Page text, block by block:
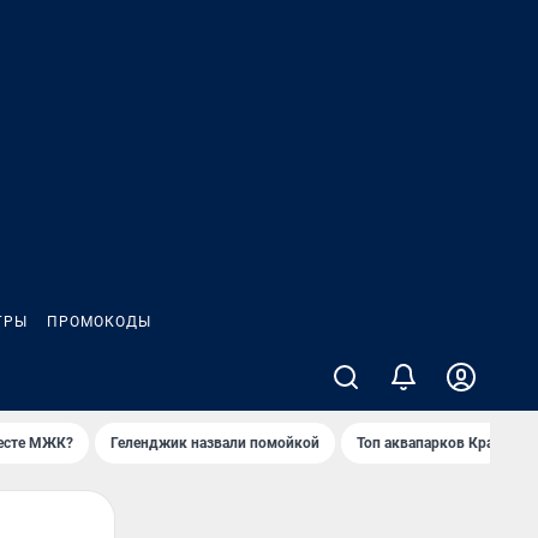
ПРОМОКОДЫ
МЖК? Геленджик назвали помойкой Топ аквапарков